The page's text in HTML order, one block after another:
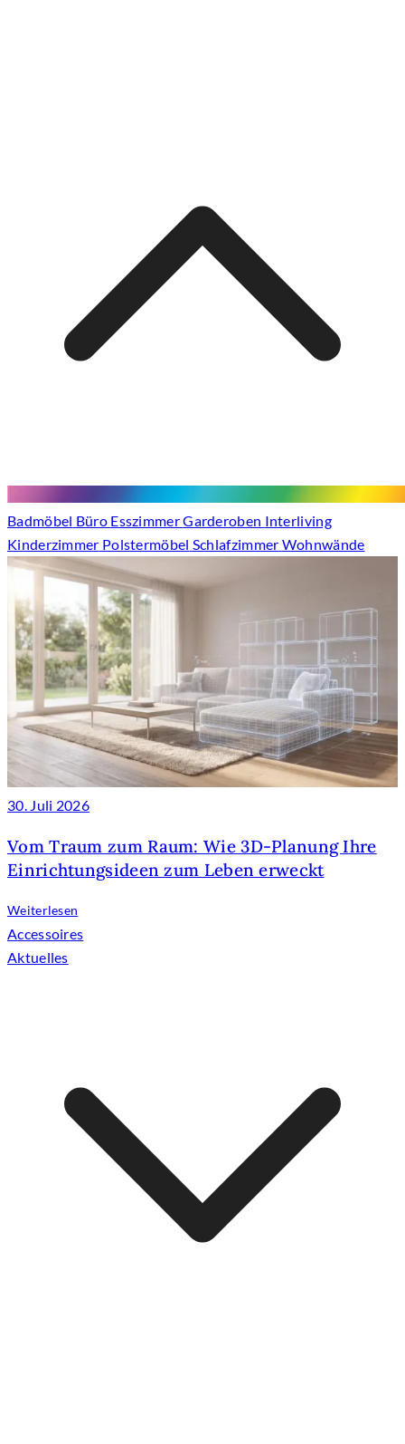
Badmöbel Büro EsszimmerGarderoben Interliving
Kinderzimmer Polstermöbel Schlafzimmer Wohnwände
30. Juli 2026
Vom Traum zum Raum: Wie 3D-Planung Ihre
Einrichtungsideen zum Leben erweckt
Weiterlesen
Accessoires
Aktuelles